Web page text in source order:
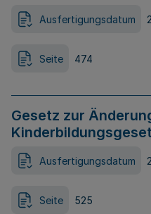
Ausfertigungsdatum
Seite 474
Gesetz zur
Ausfertigungsdatum
Seite 525